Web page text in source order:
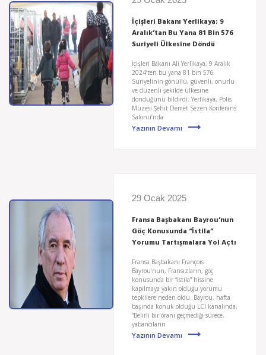
İçişleri Bakanı Yerlikaya: 9
Aralık’tan Bu Yana 81 Bin 576
Suriyeli Ülkesine Döndü
İçişleri Bakanı Ali Yerlikaya, 9 Aralık
2024’ten bu yana 81 bin 576
Suriyelinin gönüllü, güvenli, onurlu
ve düzenli şekilde ülkesine
döndüğünü bildirdi. Yerlikaya, Polis
Müzesi Şehit Demet Sezen Konferans
Salonu’nda
Yazının Devamı
29 Ocak 2025
Fransa Başbakanı Bayrou’nun
Göç Konusunda “İstila”
Yorumu Tartışmalara Yol Açtı
Fransa Başbakanı François
Bayrou’nun, Fransızların, göç
konusunda bir “istila” hissine
kapılmaya yakın olduğu yorumu
tepkilere neden oldu. Bayrou, hafta
başında konuk olduğu LCI kanalında,
“Belirli bir oranı geçmediği sürece,
yabancıların
Yazının Devamı